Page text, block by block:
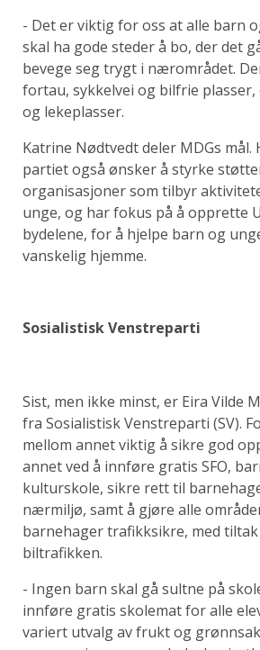
- Det er viktig for oss at alle barn
skal ha gode steder å bo, der det
bevege seg trygt i nærområdet.
fortau, sykkelvei og bilfrie
og lekeplasser.
Katrine Nødtvedt deler MDGs
partiet også ønsker å styrke
organisasjoner som tilbyr
unge, og har fokus på å opprette
bydelene, for å hjelpe barn og
vanskelig hjemme.
Sosialistisk Venstreparti
Sist, men ikke minst, er Eira Vilde
fra Sosialistisk Venstreparti (SV).
mellom annet viktig å sikre god
annet ved å innføre gratis SFO,
kulturskole, sikre rett til
nærmiljø, samt å gjøre alle
barnehager trafikksikre, med
biltrafikken.
- Ingen barn skal gå sultne på
innføre gratis skolemat for alle
variert utvalg av frukt og